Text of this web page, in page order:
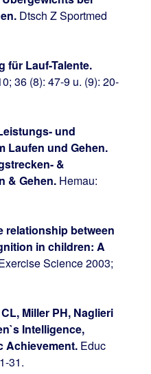
Dtsch Z Sportmed
für Lauf-Talente.
36 (8): 47-9 u. (9): 20-
und
Laufen und Gehen.
&
& Gehen. Hemau:
relationship between
in children: A
Science 2003;
Miller PH, Naglieri
Intelligence,
Achievement.Educ
31.